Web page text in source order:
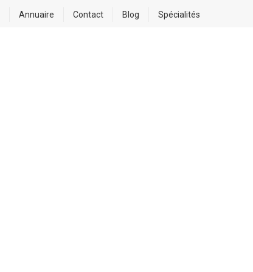
Annuaire Contact Blog Spécialités